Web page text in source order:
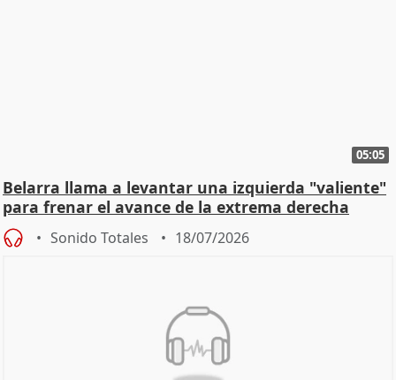
05:05
Belarra llama a levantar una izquierda "valiente"
para frenar el avance de la extrema derecha
Sonido Totales 18/07/2026